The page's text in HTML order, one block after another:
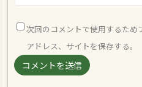
次回のコメントで使用するため
アドレス、サイトを保存する。